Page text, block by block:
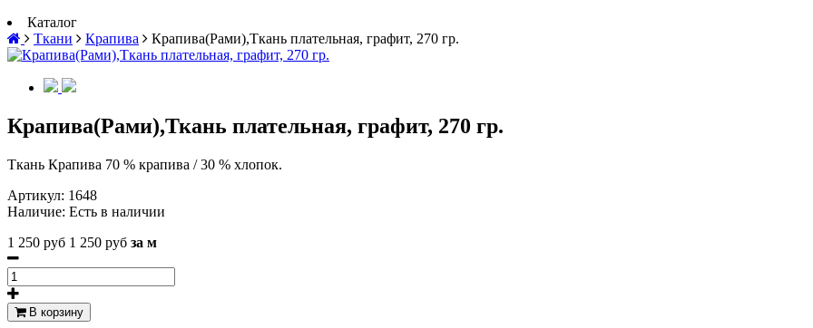
Каталог
Ткани
Крапива Крапива(Рами),Ткань плательная, графит, 270 гр.
Крапива(Рами),Ткань плательная, графит, 270 гр.
Ткань Крапива 70 % крапива / 30 % хлопок.
Артикул: 1648
Наличие: Есть в наличии
1 250 руб 1 250 руб за м
В корзину